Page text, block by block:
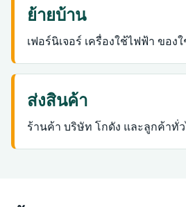
ย้ายบ้าน
เฟอร์นิเจอร์ เครื่องใช้ไฟฟ้า ของ
ส่งสินค้า
ร้านค้า บริษัท โกดัง และลูกค้าทั่ว